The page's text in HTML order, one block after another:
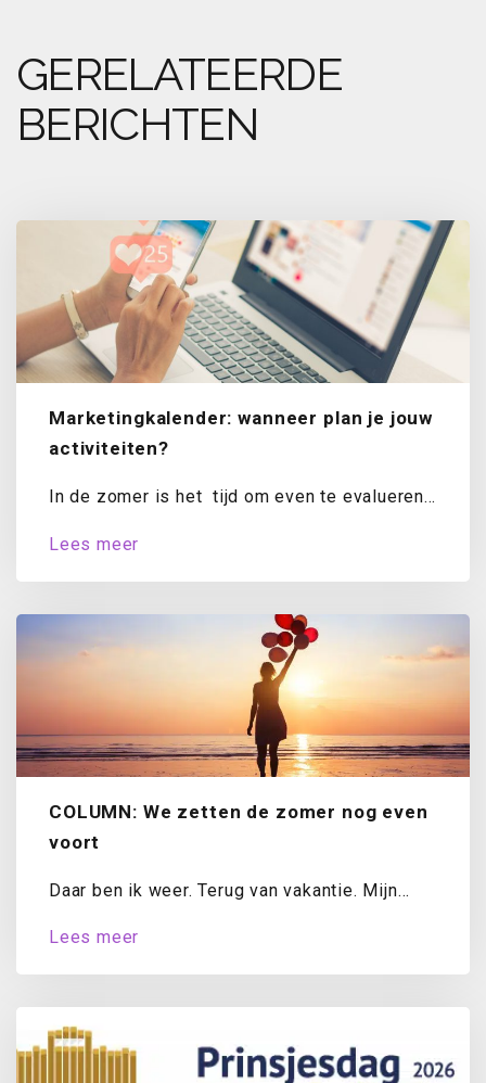
GERELATEERDE
BERICHTEN
Marketingkalender: wanneer plan je jouw
activiteiten?
In de zomer is het tijd om even te evalueren.
Lees meer
COLUMN: We zetten de zomer nog even
voort
Daar ben ik weer. Terug van vakantie. Mijn
Lees meer